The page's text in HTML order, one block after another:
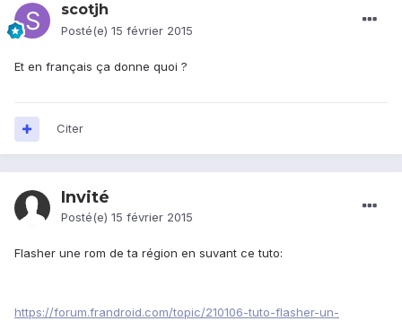
scotjh
Posté(e) 15 février 2015
Et en français ça donne quoi ?
Citer
Invité
Posté(e) 15 février 2015
Flasher une rom de ta région en suvant ce tuto:
https://forum.frandroid.com/topic/210106-tuto-flasher-un-